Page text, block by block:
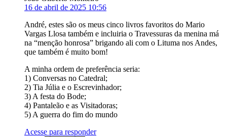
16 de abril de 2025 10:56
André, estes são os meus cinco livros favoritos do Mario
Vargas Llosa também e incluiria o Travessuras da menina má
na “menção honrosa” brigando ali com o Lituma nos Andes,
que também é muito bom!
A minha ordem de preferência seria:
1) Conversas no Catedral;
2) Tia Júlia e o Escrevinhador;
3) A festa do Bode;
4) Pantaleão e as Visitadoras;
5) A guerra do fim do mundo
Acesse para responder